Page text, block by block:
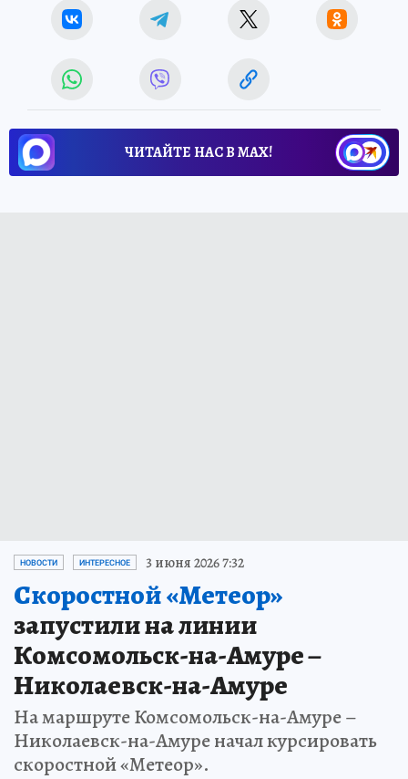
ЧИТАЙТЕ НАС В МАХ!
НОВОСТИ ИНТЕРЕСНОЕ 3 июня 2026 7:32
Скоростной «Метеор»
запустили на линии
Комсомольск-на-Амуре –
Николаевск-на-Амуре
На маршруте Комсомольск-на-Амуре –
Николаевск-на-Амуре начал курсировать
скоростной «Метеор».